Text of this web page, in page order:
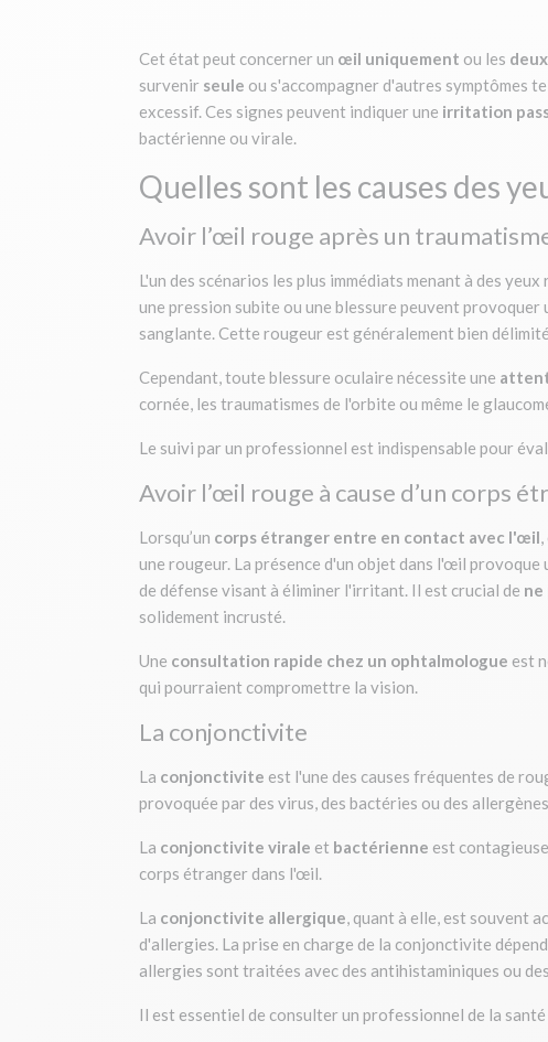
Cet état peut concerner un œil uniquement ou les
survenir seule ou s'accompagner d'autres symptômes
excessif. Ces signes peuvent indiquer une irritation
bactérienne ou virale.
Quelles sont les causes des
Avoir l’œil rouge après un
L'un des scénarios les plus immédiats menant à des
une pression subite ou une blessure peuvent provoquer
sanglante. Cette rougeur est généralement bien
Cependant, toute blessure oculaire nécessite une
cornée, les traumatismes de l'orbite ou même le
Le suivi par un professionnel est indispensable pour
Avoir l’œil rouge à cause d’un corps
Lorsqu’un corps étranger entre en contact avec l'œil
une rougeur. La présence d'un objet dans l'œil provoque
de défense visant à éliminer l'irritant. Il est crucial de
solidement incrusté.
Une consultation rapide chez un ophtalmologue est
qui pourraient compromettre la vision.
La conjonctivite
La conjonctivite est l'une des causes fréquentes de
provoquée par des virus, des bactéries ou des
La conjonctivite virale et bactérienne est
corps étranger dans l'œil.
La conjonctivite allergique, quant à elle, est souvent
d'allergies. La prise en charge de la conjonctivite
allergies sont traitées avec des antihistaminiques ou
Il est essentiel de consulter un professionnel de la santé